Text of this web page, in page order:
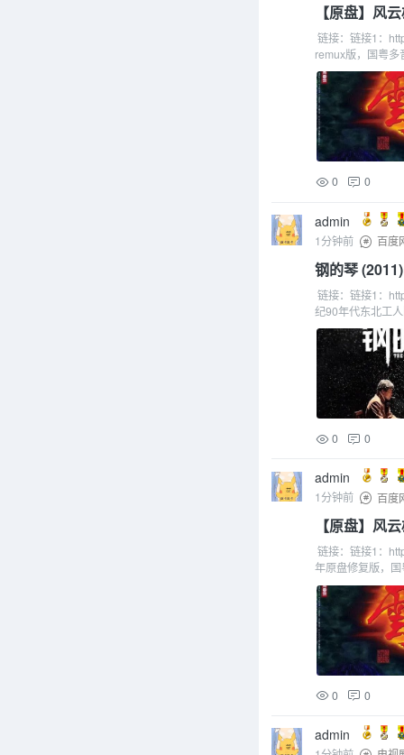
【原盘】风
链接：链接1：
remux版，国粤多
0 0
admin
1分钟前 百度
钢的琴
链接：链接1：
纪90年代东北工
0 0
admin
1分钟前 百度
【原盘】风
链接：链接1：
年原盘修复版，
0 0
admin